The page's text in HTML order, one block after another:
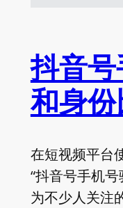
抖音
和身
在短视频平台
“抖音号手机
为不少人关注